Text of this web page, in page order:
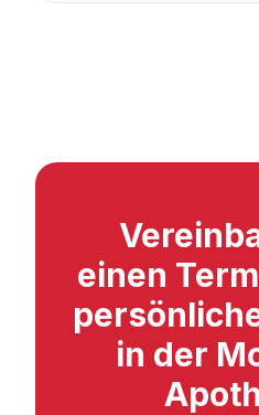
einen
in der